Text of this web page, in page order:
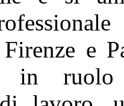
Firenze e
in